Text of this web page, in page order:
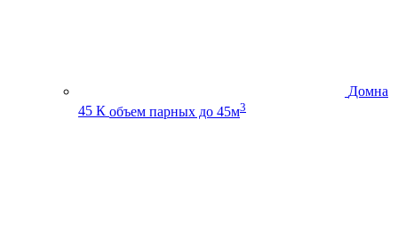
Домна
45 К объем парных до 45м3